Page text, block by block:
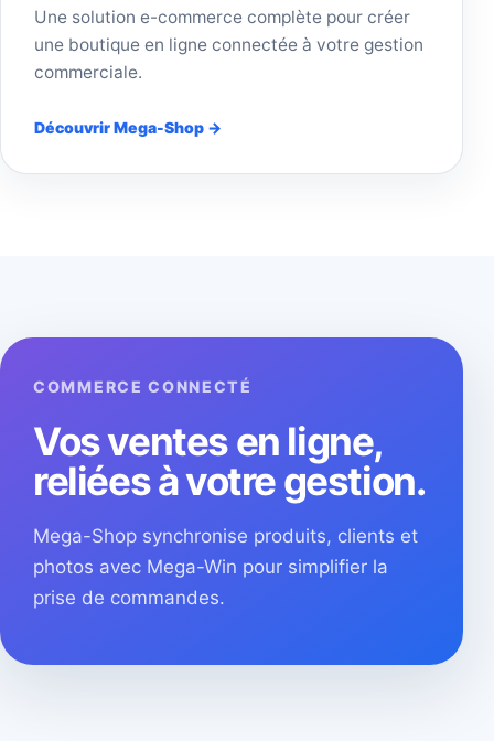
Une solution e-commerce complète pour créer
une boutique en ligne connectée à votre gestion
commerciale.
Découvrir Mega-Shop →
COMMERCE CONNECTÉ
Vos ventes en ligne,
reliées à votre gestion.
Mega-Shop synchronise produits, clients et
photos avec Mega-Win pour simplifier la
prise de commandes.